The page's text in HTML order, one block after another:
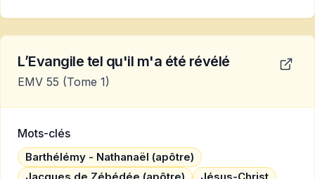
L’Evangile tel qu'il m'a été révélé
EMV 55 (Tome 1)
Mots-clés
Barthélémy - Nathanaël (apôtre)